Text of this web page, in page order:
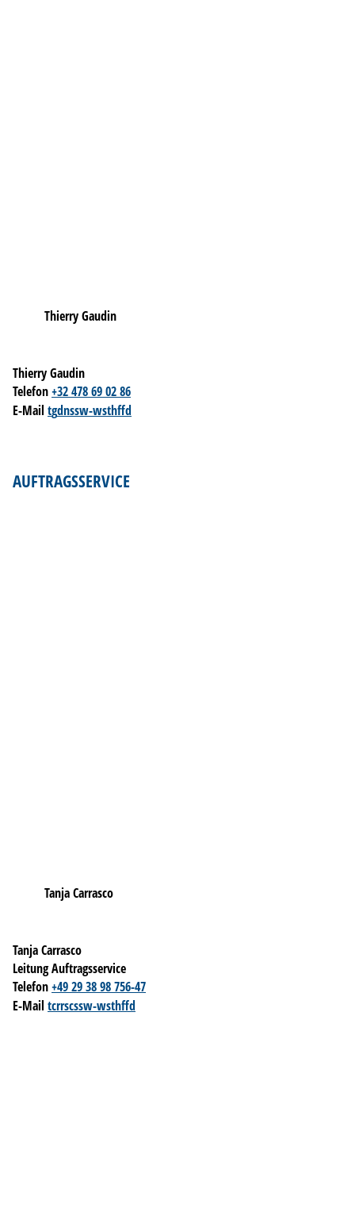
Thierry Gaudin
Thierry Gaudin
Telefon+32 478 69 02 86
E-Mail tgdnssw-wsthffd
AUFTRAGSSERVICE
Tanja Carrasco
Tanja Carrasco
Leitung Auftragsservice
Telefon+49 29 38 98 756-47
E-Mail tcrrscssw-wsthffd